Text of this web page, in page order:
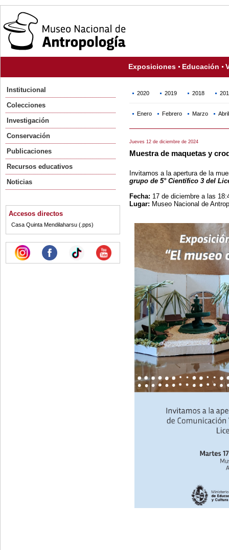
Exposiciones Educación
Institucional
Colecciones
Investigación
Conservación
Publicaciones
Recursos educativos
Noticias
Accesos directos
Casa Quinta Mendilaharsu (.pps)
2020 2019 2018
Enero Febrero Marzo Abril
Jueves 12 de diciembre de 2024
Muestra de maquetas y
Invitamos a la apertura de la
grupo de 5° Científico 3 del
Fecha: 17 de diciembre a las
Lugar: Museo Nacional de